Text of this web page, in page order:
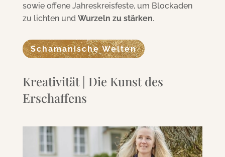
sowie offene Jahreskreisfeste, um Blockaden
zu lichten und Wurzeln zu stärken.
Schamanische Welten
Kreativität | Die Kunst des
Erschaffens